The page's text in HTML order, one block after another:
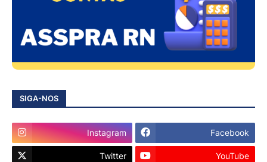
SIGA-NOS
Instagram Facebook
Twitter YouTube